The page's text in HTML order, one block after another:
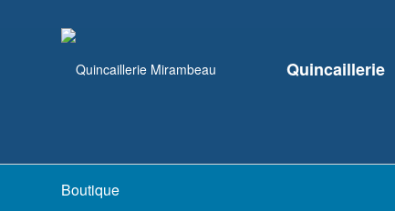
Quincaillerie
Boutique